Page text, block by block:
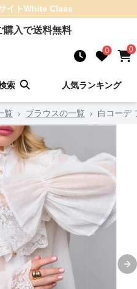
イトWhite Class
購入で送料無料
0 0
索 人気ランキング
覧 › ブラウスの一覧 › 白コーデ